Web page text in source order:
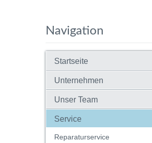
Navigation
Startseite
Unternehmen
Unser Team
Service
Reparaturservice